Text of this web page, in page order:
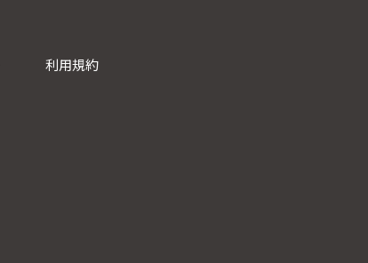
利用規約